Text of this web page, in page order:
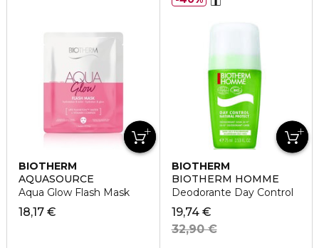
BIOTHERM
AQUASOURCE
Aqua Glow Flash Mask
18,17 €
BIOTHERM
BIOTHERM HOMME
Deodorante Day Control
19,74 €
32,90 €